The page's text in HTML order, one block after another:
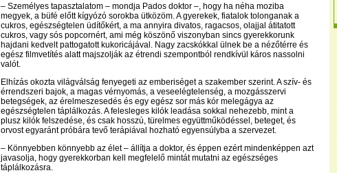
– Személyes tapasztalatom – mondja Pados doktor –, hogy ha néha moziba
megyek, a büfé előtt kígyózó sorokba ütközöm. A gyerekek, fiatalok tolonganak a
cukros, egészségtelen üdítőkért, a ma annyira divatos, ragacsos, olajjal átitatott
cukros, vagy sós popcornért, ami még köszönő viszonyban sincs gyerekkorunk
hajdani kedvelt pattogatott kukoricájával. Nagy zacskókkal ülnek be a nézőtérre és
egész filmvetítés alatt majszolják az étrendi szempontból rendkívül káros nassolni
valót.
Elhízás okozta világválság fenyegeti az emberiséget a szakember szerint. A szív- és
érrendszeri bajok, a magas vérnyomás, a veseelégtelenség, a mozgásszervi
betegségek, az érelmeszesedés és egy egész sor más kór melegágya az
egészségtelen táplálkozás. A felesleges kilók leadása sokkal nehezebb, mint a
plusz kilók felszedése, és csak hosszú, türelmes együttműködéssel, beteget, és
orvost egyaránt próbára tevő terápiával hozható egyensúlyba a szervezet.
– Könnyebben könnyebb az élet – állítja a doktor, és éppen ezért mindenképpen azt
javasolja, hogy gyerekkorban kell megfelelő mintát mutatni az egészséges
táplálkozásra.